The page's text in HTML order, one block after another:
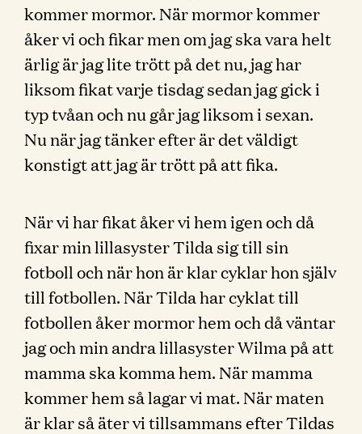
kommer mormor. När mormor kommer
åker vi och fikar men om jag ska vara helt
ärlig är jag lite trött på det nu, jag har
liksom fikat varje tisdag sedan jag gick i
typ tvåan och nu går jag liksom i sexan.
Nu när jag tänker efter är det väldigt
konstigt att jag är trött på att fika.
När vi har fikat åker vi hem igen och då
fixar min lillasyster Tilda sig till sin
fotboll och när hon är klar cyklar hon själv
till fotbollen. När Tilda har cyklat till
fotbollen åker mormor hem och då väntar
jag och min andra lillasyster Wilma på att
mamma ska komma hem. När mamma
kommer hem så lagar vi mat. När maten
är klar så äter vi tillsammans efter Tildas